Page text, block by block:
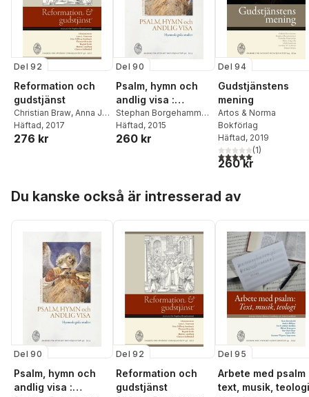
Del 92
Reformation och
gudstjänst
Christian Braw, Anna J.
Evertsson,Stina
Fallberg Sundmark
Häftad, 2017
276 kr
Del 90
Psalm, hymn och
andlig visa :
hymnologiska
studier
Stephan Borgehammar
Ingvar Bengtsson
J. Evertsson
Häftad, 2015
260 kr
Del 94
Gudstjänstens
mening
Artos & Norma
Bokförlag
Häftad, 2019
5,0utav 5 stjärnor.
(1)
260 kr
Du kanske också är intresserad av
Del 90
Psalm, hymn och
andlig visa :
Del 92
Reformation och
gudstjänst
Del 95
Arbete med psalm
text, musik, teologi